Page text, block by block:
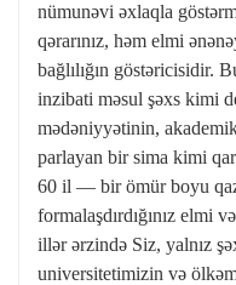
nümunəvi əxlaqla
qərarınız, həm elmi
bağlılığın göstəricisidir.
inzibati məsul şəxs kimi
mədəniyyətinin,
parlayan bir sima kimi
60 il — bir ömür boyu
formalaşdırdığınız elmi
illər ərzində Siz, yalnız
universitetimizin və